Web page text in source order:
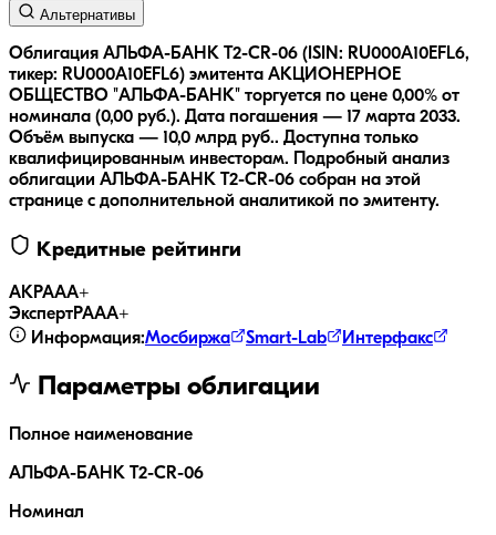
Альтернативы
Облигация АЛЬФА-БАНК T2-CR-06 (ISIN: RU000A10EFL6,
тикер: RU000A10EFL6) эмитента АКЦИОНЕРНОЕ
ОБЩЕСТВО "АЛЬФА-БАНК" торгуется по цене 0,00% от
номинала (0,00 руб.). Дата погашения — 17 марта 2033.
Объём выпуска — 10,0 млрд руб.. Доступна только
квалифицированным инвесторам.
Подробный анализ
облигации АЛЬФА-БАНК T2-CR-06 собран на этой
странице с дополнительной аналитикой по эмитенту.
Кредитные рейтинги
АКРАAA+
ЭкспертРАAA+
Информация:Мосбиржа Smart-Lab Интерфакс
Параметры облигации
Полное наименование
АЛЬФА-БАНК T2-CR-06
Номинал